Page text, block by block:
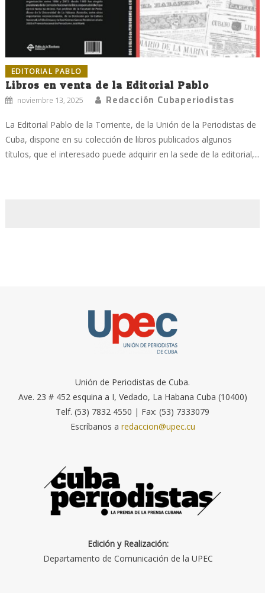
EDITORIAL PABLO
Libros en venta de la Editorial Pablo
noviembre 13, 2025 Redacción Cubaperiodistas
La Editorial Pablo de la Torriente, de la Unión de la Periodistas de
Cuba, dispone en su colección de libros publicados algunos
títulos, que el interesado puede adquirir en la sede de la editorial,...
Unión de Periodistas de Cuba.
Ave. 23 # 452 esquina a I, Vedado, La Habana Cuba (10400)
Telf. (53) 7832 4550 | Fax: (53) 7333079
Escríbanos a redaccion@upec.cu
Edición y Realización:
Departamento de Comunicación de la UPEC